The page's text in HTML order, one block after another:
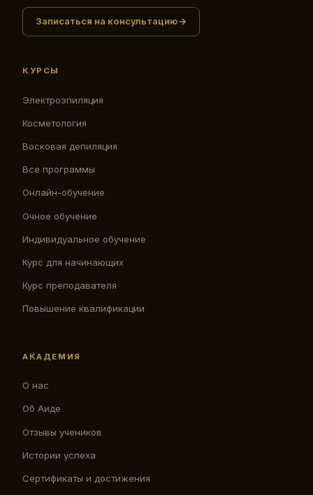
Записаться на консультацию
КУРСЫ
Электроэпиляция
Косметология
Восковая депиляция
Все программы
Онлайн-обучение
Очное обучение
Индивидуальное обучение
Курс для начинающих
Курс преподавателя
Повышение квалификации
АКАДЕМИЯ
О нас
Об Аиде
Отзывы учеников
Истории успеха
Сертификаты и достижения